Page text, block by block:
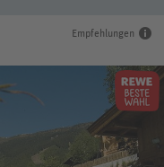
Empfehlungen